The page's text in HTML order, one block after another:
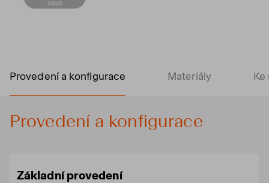
Provedení a konfigurace Materiály Ke
Provedení a konfigurace
Základní provedení